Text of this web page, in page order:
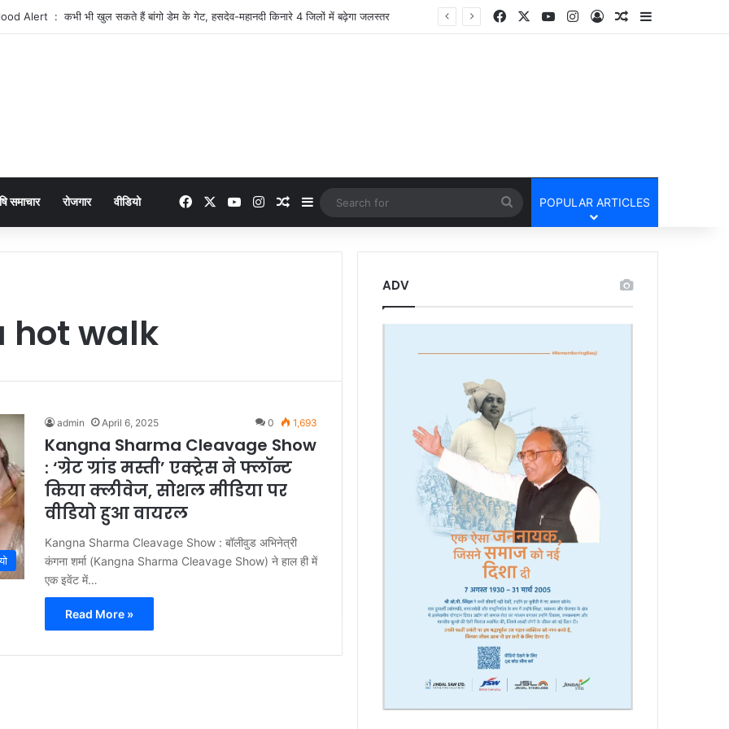
Road News : 3 किमी का कच्चा रास्ता बदहाल, बारिश में फंसे रंगाडीह के ग्रामीण FacebookYouTubeInstagram
Log InRandom Article
Sidebar
समाचार रोजगार वीडियो FacebookYouTubeInstagramRandom Article
Sidebar
Search
for
POPULAR ARTICLES
hot walk
admin April 6, 2025 0 1,693
Kangna Sharma Cleavage Show
: ‘ग्रेट ग्रांड मस्ती’ एक्ट्रेस ने फ्लॉन्ट
किया क्लीवेज, सोशल मीडिया पर
वीडियो हुआ वायरल
Kangna Sharma Cleavage Show : बॉलीवुड अभिनेत्री
कंगना शर्मा (Kangna Sharma Cleavage Show) ने हाल ही में
एक इवेंट में…
Read More »
ADV